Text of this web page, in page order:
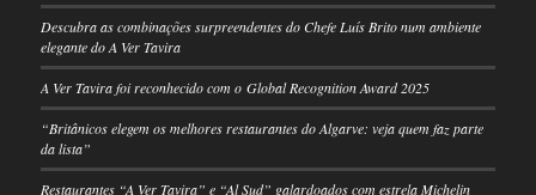
Descubra as combinações surpreendentes do Chefe Luís Brito num ambiente
elegante do A Ver Tavira
A Ver Tavira foi reconhecido com o Global Recognition Award 2025
“Britânicos elegem os melhores restaurantes do Algarve: veja quem faz parte
da lista”
Restaurantes “A Ver Tavira” e “Al Sud” galardoados com estrela Michelin